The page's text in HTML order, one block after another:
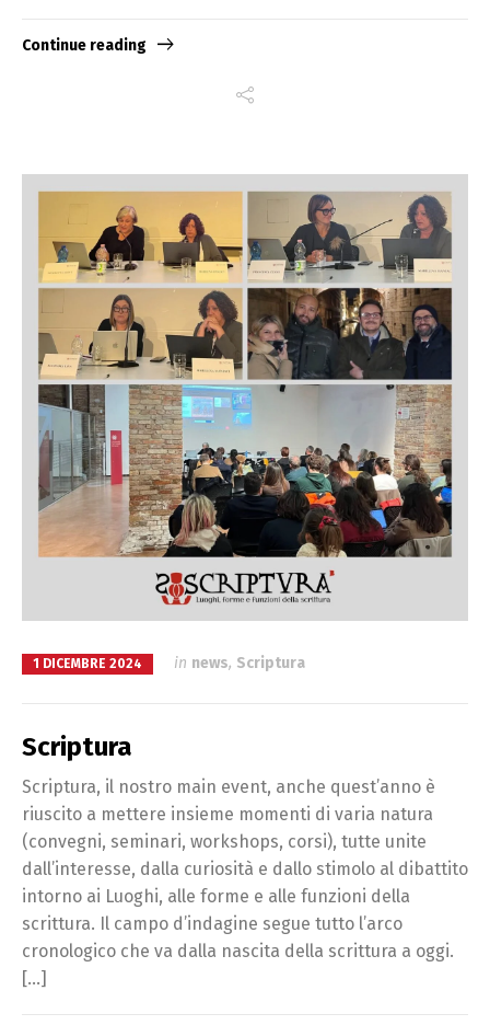
Continue reading
1 DICEMBRE 2024 in news, Scriptura
Scriptura
Scriptura, il nostro main event, anche quest’anno è
riuscito a mettere insieme momenti di varia natura
(convegni, seminari, workshops, corsi), tutte unite
dall’interesse, dalla curiosità e dallo stimolo al dibattito
intorno ai Luoghi, alle forme e alle funzioni della
scrittura. Il campo d’indagine segue tutto l’arco
cronologico che va dalla nascita della scrittura a oggi.
[…]